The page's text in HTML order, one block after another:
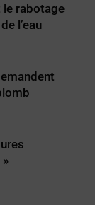
rabotage
l’eau